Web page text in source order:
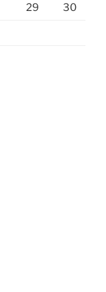
29 30